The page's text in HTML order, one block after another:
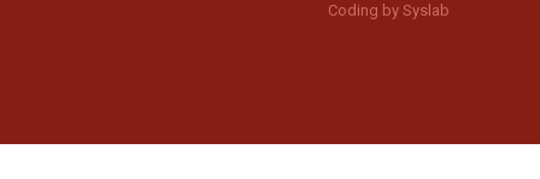
Coding by Syslab